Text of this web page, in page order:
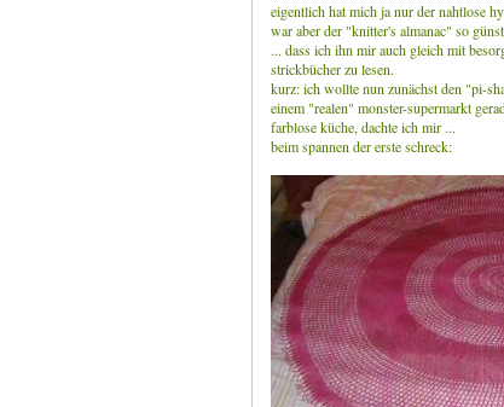
eigentlich hat mich ja nur der nahtlose
war aber der "knitter's almanac" so
... dass ich ihn mir auch gleich mit
strickbücher zu lesen.
kurz: ich wollte nun zunächst den "pi-
einem "realen" monster-supermarkt
farblose küche, dachte ich mir ...
beim spannen der erste schreck: